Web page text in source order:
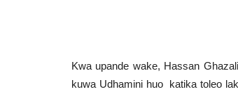
Kwa upande wake, Hassan
kuwa Udhamini huo katika toleo